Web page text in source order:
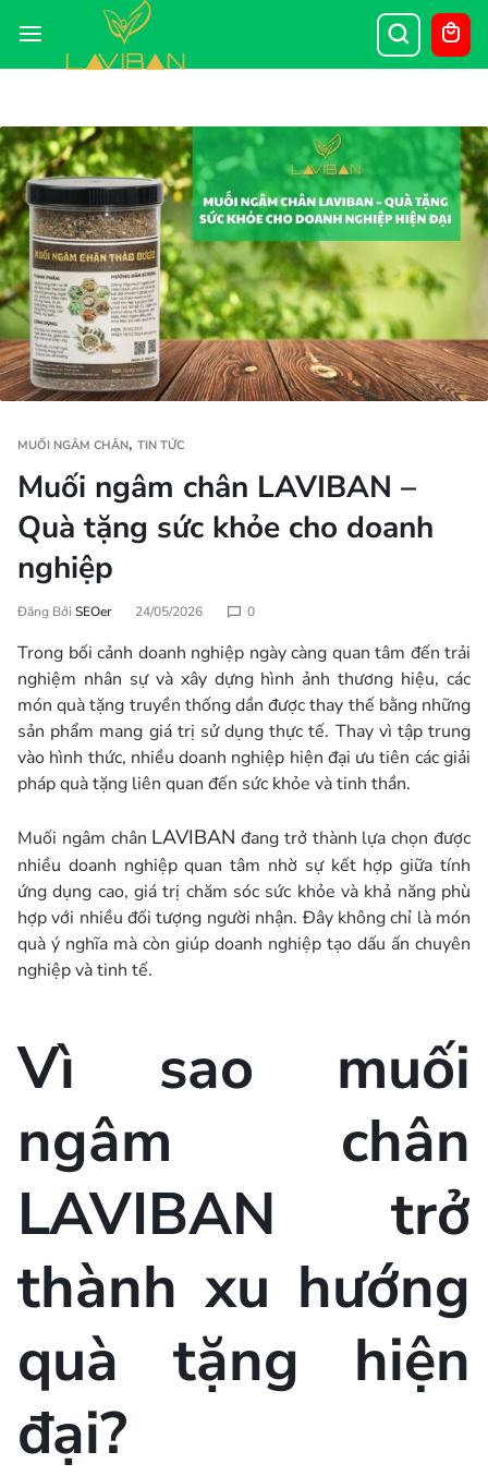
MUỐI NGÂM CHÂN, TIN TỨC
Muối ngâm chân LAVIBAN –
Quà tặng sức khỏe cho doanh
nghiệp
Đăng Bởi SEOer 24/05/2026 0
Trong bối cảnh doanh nghiệp ngày càng quan tâm đến trải
nghiệm nhân sự và xây dựng hình ảnh thương hiệu, các
món quà tặng truyền thống dần được thay thế bằng những
sản phẩm mang giá trị sử dụng thực tế. Thay vì tập trung
vào hình thức, nhiều doanh nghiệp hiện đại ưu tiên các giải
pháp quà tặng liên quan đến sức khỏe và tinh thần.
Muối ngâm chân LAVIBAN đang trở thành lựa chọn được
nhiều doanh nghiệp quan tâm nhờ sự kết hợp giữa tính
ứng dụng cao, giá trị chăm sóc sức khỏe và khả năng phù
hợp với nhiều đối tượng người nhận. Đây không chỉ là món
quà ý nghĩa mà còn giúp doanh nghiệp tạo dấu ấn chuyên
nghiệp và tinh tế.
Vì sao muối
ngâm chân
LAVIBAN trở
thành xu hướng
quà tặng hiện
đại?